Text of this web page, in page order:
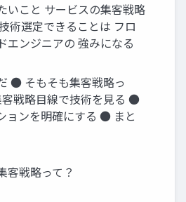
いこと サービスの集客戦略
術選定できることは フロ
エンジニアの 強みになる
● そもそも集客戦略っ
戦略目線で技術を見る ●
ョンを明確にする ● まと
客戦略って？